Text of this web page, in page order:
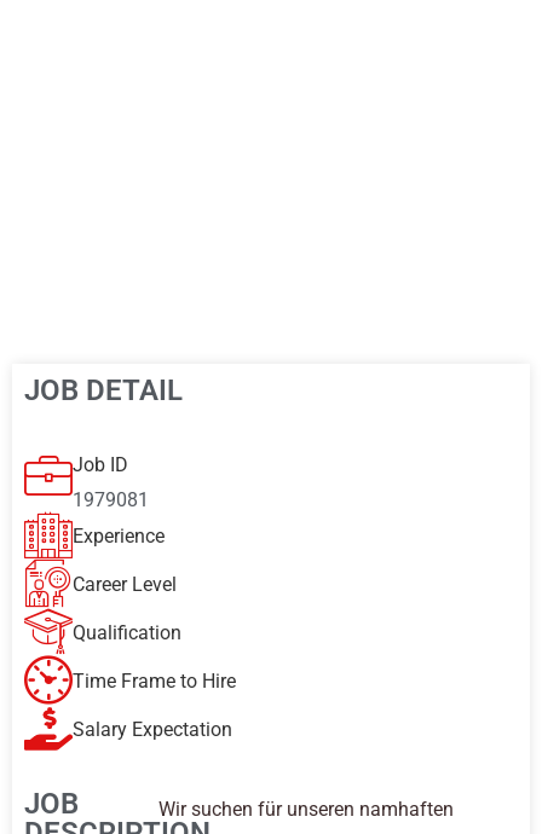
JOB DETAIL
Job ID
1979081
Experience
Career Level
Qualification
Time Frame to Hire
Salary Expectation
JOB
Wir suchen für unseren namhaften